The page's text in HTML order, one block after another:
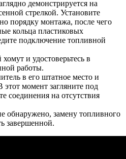
демонстрируется на
стрелкой. Установите
порядку монтажа, после чего
кольца пластиковых
подключение топливной
и удостоверьтесь в
работы.
в его штатное место и
этот момент загляните под
соединения на отсутствия
обнаружено, замену топливного
завершенной.